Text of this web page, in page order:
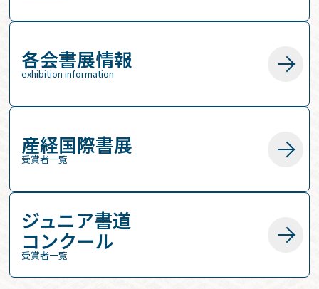
各会書展情報
exhibition information
産経国際書展
受賞者一覧
ジュニア書道
コンクール
受賞者一覧